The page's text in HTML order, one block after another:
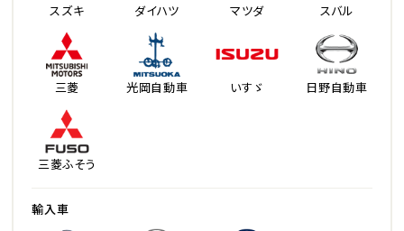
スズキ ダイハツ マツダ スバル
三菱 光岡自動車 いすゞ 日野自動車
三菱ふそう
輸入車